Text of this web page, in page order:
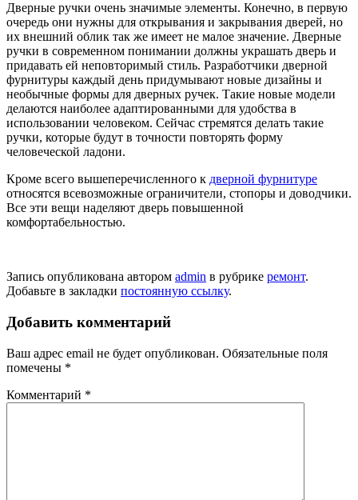
Дверные ручки очень значимые элементы. Конечно, в первую
очередь они нужны для открывания и закрывания дверей, но
их внешний облик так же имеет не малое значение. Дверные
ручки в современном понимании должны украшать дверь и
придавать ей неповторимый стиль. Разработчики дверной
фурнитуры каждый день придумывают новые дизайны и
необычные формы для дверных ручек. Такие новые модели
делаются наиболее адаптированными для удобства в
использовании человеком. Сейчас стремятся делать такие
ручки, которые будут в точности повторять форму
человеческой ладони.
Кроме всего вышеперечисленного к дверной фурнитуре
относятся всевозможные ограничители, стопоры и доводчики.
Все эти вещи наделяют дверь повышенной
комфортабельностью.
Запись опубликована автором admin в рубрике ремонт.
Добавьте в закладки постоянную ссылку.
Добавить комментарий
Ваш адрес email не будет опубликован. Обязательные поля
помечены *
Комментарий *